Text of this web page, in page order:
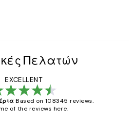
Πελατών
EXCELLENT
Based on 108345 reviews.
of the reviews here.